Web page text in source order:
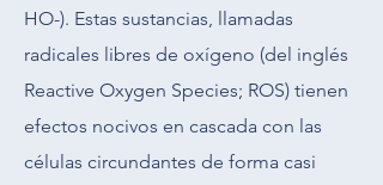
HO-). Estas sustancias, llamadas
radicales libres de oxígeno (del inglés
Reactive Oxygen Species; ROS) tienen
efectos nocivos en cascada con las
células circundantes de forma casi